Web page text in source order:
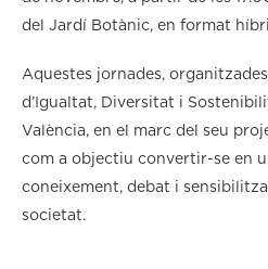
del Jardí Botànic, en format
Aquestes jornades,
d’Igualtat, Diversitat i
València, en el marc del seu
com a objectiu convertir-se en
coneixement, debat i
societat.